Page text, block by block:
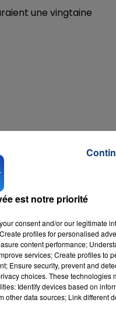
une vingtaine
est notre priorité
consent and/or our legitimate
profiles for personalised
content performance;
services; Create profiles to
Ensure security, prevent and
choices. These technologies
Identify devices based on
data sources; Link different